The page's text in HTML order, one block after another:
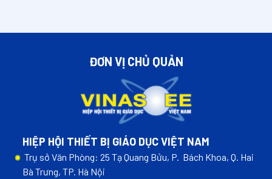
ĐƠN VỊ CHỦ QUẢN
HIỆP HỘI THIẾT BỊ GIÁO DỤC VIỆT NAM
Trụ sở Văn Phòng: 25 Tạ Quang Bửu, P. Bách Khoa, Q. Hai
Bà Trưng, TP. Hà Nội